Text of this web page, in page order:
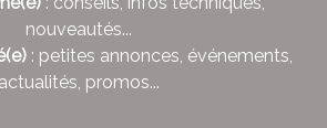
nouveautés...
: petites annonces, événements,
actualités, promos...